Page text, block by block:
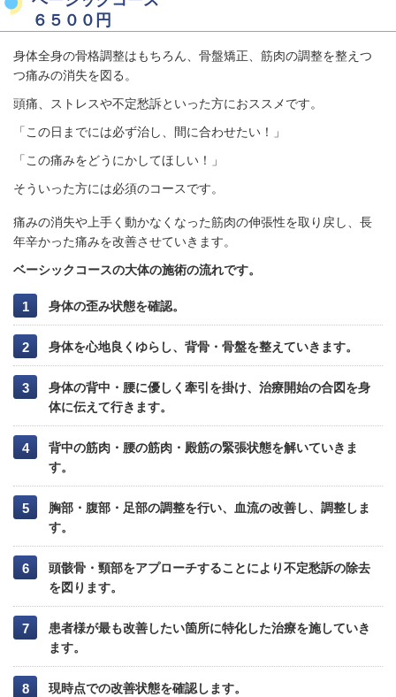
６５００円
身体全身の骨格調整はもちろん、骨盤矯正、筋肉の調整を整えつ
つ痛みの消失を図る。
頭痛、ストレスや不定愁訴といった方におススメです。
「この日までには必ず治し、間に合わせたい！」
「この痛みをどうにかしてほしい！」
そういった方には必須のコースです。
痛みの消失や上手く動かなくなった筋肉の伸張性を取り戻し、長
年辛かった痛みを改善させていきます。
ベーシックコースの大体の施術の流れです。
身体の歪み状態を確認。
身体を心地良くゆらし、背骨・骨盤を整えていきます。
身体の背中・腰に優しく牽引を掛け、治療開始の合図を身
体に伝えて行きます。
背中の筋肉・腰の筋肉・殿筋の緊張状態を解いていきま
す。
胸部・腹部・足部の調整を行い、血流の改善し、調整しま
す。
頭骸骨・頸部をアプローチすることにより不定愁訴の除去
を図ります。
患者様が最も改善したい箇所に特化した治療を施していき
ます。
現時点での改善状態を確認します。